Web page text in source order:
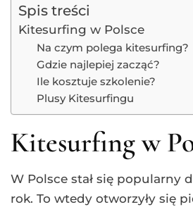
Spis treści
Kitesurfing w Polsce
Na czym polega kitesurfing?
Gdzie najlepiej zacząć?
Ile kosztuje szkolenie?
Plusy Kitesurfingu
Kitesurfing w
W Polsce stał się popularny
rok. To wtedy otworzyły się